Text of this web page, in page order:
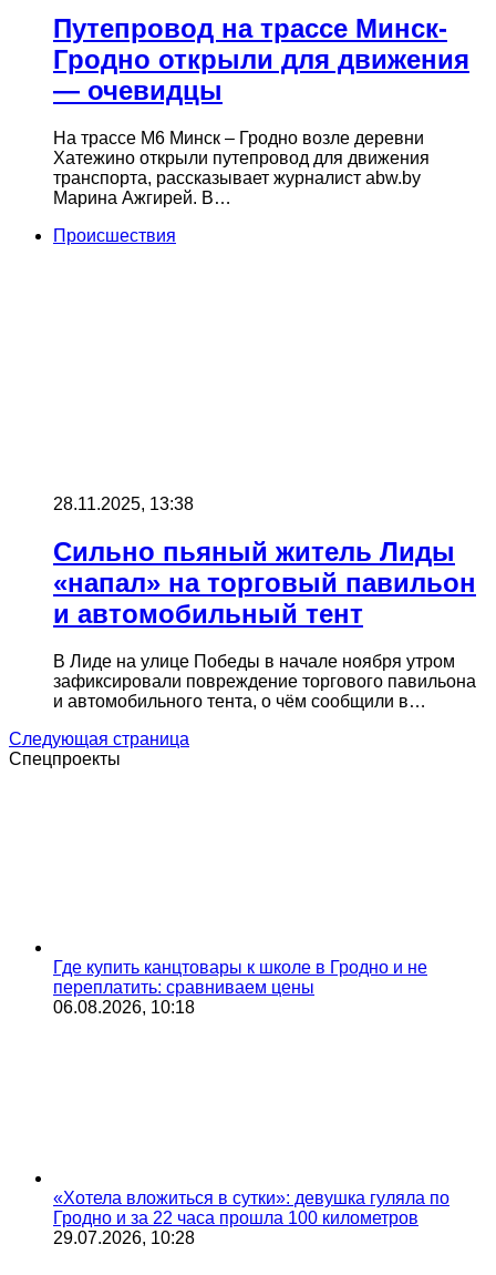
Путепровод на трассе Минск-
Гродно открыли для движения
— очевидцы
На трассе М6 Минск – Гродно возле деревни
Хатежино открыли путепровод для движения
транспорта, рассказывает журналист abw.by
Марина Ажгирей. В…
Происшествия
28.11.2025, 13:38
Сильно пьяный житель Лиды
«напал» на торговый павильон
и автомобильный тент
В Лиде на улице Победы в начале ноября утром
зафиксировали повреждение торгового павильона
и автомобильного тента, о чём сообщили в…
Следующая страница
Спецпроекты
Где купить канцтовары к школе в Гродно и не
переплатить: сравниваем цены
06.08.2026, 10:18
«Хотела вложиться в сутки»: девушка гуляла по
Гродно и за 22 часа прошла 100 километров
29.07.2026, 10:28